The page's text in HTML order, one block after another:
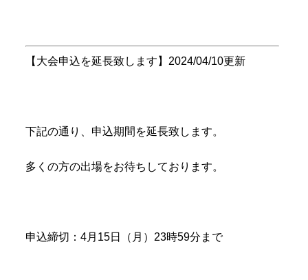
【大会申込を延長致します】2024/04/10更新
下記の通り、申込期間を延長致します。
多くの方の出場をお待ちしております。
申込締切：4月15日（月）23時59分まで